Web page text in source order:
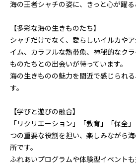
海の王者シャチの姿に、きっと心が躍る
【多彩な海の生きものたち】
シャチだけでなく、愛らしいイルカや
イム、カラフルな熱帯魚、神秘的なク
ものたちとの出会いが待っています。
海の生きものの魅力を間近で感じられ
す。
【学びと遊びの融合】
「リクリエーション」「教育」「保全
つの重要な役割を担い、楽しみながら
所です。
ふれあいプログラムや体験型イベント